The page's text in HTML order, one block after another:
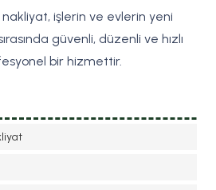
işlerin ve evlerin yeni
güvenli, düzenli ve hızlı
bir hizmettir.